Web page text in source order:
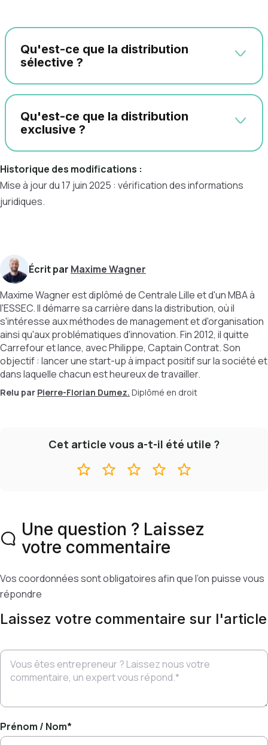
Qu'est-ce que la distribution
sélective ?
Qu'est-ce que la distribution
exclusive ?
Historique des modifications :
Mise à jour du 17 juin 2025 : vérification des informations
juridiques.
Écrit par Maxime Wagner
Maxime Wagner est diplômé de Centrale Lille et d'un MBA à
l'ESSEC. Il démarre sa carrière dans la distribution, où il
s'intéresse aux méthodes de management et d'organisation
ainsi qu'aux problématiques d'innovation. Fin 2012, il quitte
Carrefour et lance, avec Philippe, Captain Contrat. Son
objectif : lancer une start-up à impact positif sur la société et
dans laquelle chacun est heureux de travailler.
Relu par Pierre-Florian Dumez. Diplômé en droit
Cet article vous a-t-il été utile ?
Une question ? Laissez
votre commentaire
Vos coordonnées sont obligatoires afin que l’on puisse vous
répondre
Laissez votre commentaire sur l'article
Prénom / Nom*